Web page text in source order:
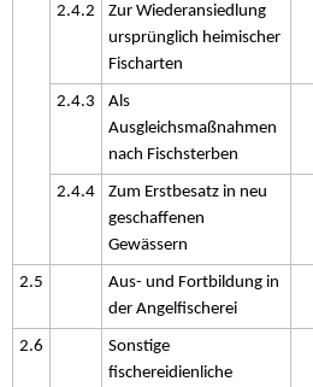
2.4.2
Zur Wiederansiedlung
ursprünglich heimischer
Fischarten
2.4.3
Als
Ausgleichsmaßnahmen
nach Fischsterben
2.4.4
Zum Erstbesatz in neu
geschaffenen
Gewässern
2.5
Aus- und Fortbildung in
der Angelfischerei
2.6
Sonstige
fischereidienliche